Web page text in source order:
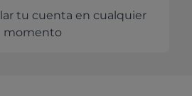
tu cuenta en cualquier
momento